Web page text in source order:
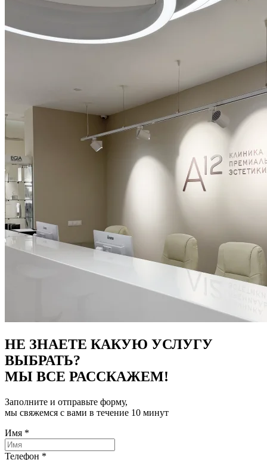
НЕ ЗНАЕТЕ КАКУЮ УСЛУГУ
ВЫБРАТЬ?
МЫ ВСЕ РАССКАЖЕМ!
Заполните и отправьте форму,
мы свяжемся с вами в течение 10 минут
Имя *
Телефон *